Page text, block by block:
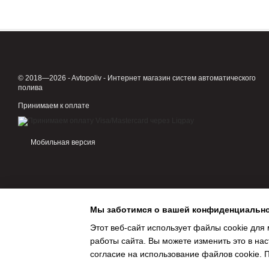
используется как
Муфта соединительная
Какие бывают
Эти фитинги могут
Прямые муфты с двух
Редукционная муфта
Аксессуары для
или внутреннюю резьбу
массу эксплуатационных
инертность к
работа в любых
© 2018—2026 - Avtopoliv - Интернет магазин систем автоматического
полива
Принимаем к оплате
Мобильная версия
Мы заботимся о вашей
Этот веб-сайт использует файлы cookie для
работы сайта. Вы можете изменить это в
согласие на использование файлов cookie.